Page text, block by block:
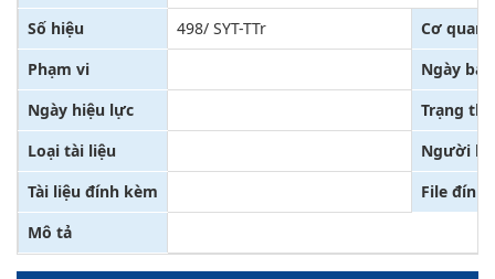
Số hiệu
498/ SYT-TTr
Cơ quan
Phạm vi
Ngày
Ngày hiệu lực
Trạng
Loại tài liệu
Người ký
Tài liệu đính kèm
File đính
Mô tả